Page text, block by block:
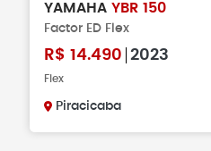
YAMAHAYBR 150
Factor ED Flex
R$ 14.490 2023
Flex
Piracicaba